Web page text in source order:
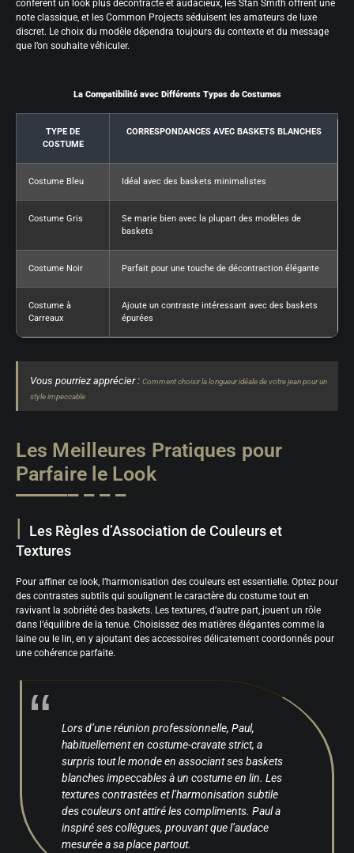
confèrent un look plus décontracté et audacieux, les Stan Smith offrent une
note classique, et les Common Projects séduisent les amateurs de luxe
discret. Le choix du modèle dépendra toujours du contexte et du message
que l’on souhaite véhiculer.
La Compatibilité avec Différents Types de Costumes
TYPE DE
COSTUME
CORRESPONDANCES AVEC BASKETS BLANCHES
Costume Bleu Idéal avec des baskets minimalistes
Costume Gris
Se marie bien avec la plupart des modèles de
baskets
Costume Noir Parfait pour une touche de décontraction élégante
Costume à
Carreaux
Ajoute un contraste intéressant avec des baskets
épurées
Vous pourriez apprécier : Comment choisir la longueur idéale de votre jean pour un
style impeccable
Les Meilleures Pratiques pour
Parfaire le Look
Les Règles d’Association de Couleurs et
Textures
Pour affiner ce look, l’harmonisation des couleurs est essentielle. Optez pour
des contrastes subtils qui soulignent le caractère du costume tout en
ravivant la sobriété des baskets. Les textures, d’autre part, jouent un rôle
dans l’équilibre de la tenue. Choisissez des matières élégantes comme la
laine ou le lin, en y ajoutant des accessoires délicatement coordonnés pour
une cohérence parfaite.
Lors d’une réunion professionnelle, Paul,
habituellement en costume-cravate strict, a
surpris tout le monde en associant ses baskets
blanches impeccables à un costume en lin. Les
textures contrastées et l’harmonisation subtile
des couleurs ont attiré les compliments. Paul a
inspiré ses collègues, prouvant que l’audace
mesurée a sa place partout.